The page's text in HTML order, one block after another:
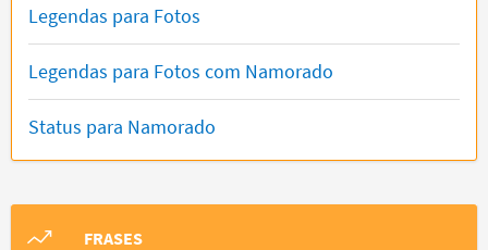
Legendas para Fotos
Legendas para Fotos com Namorado
Status para Namorado
FRASES